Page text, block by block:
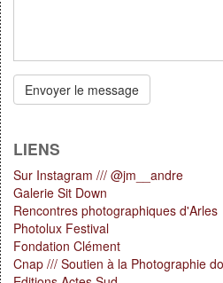
Votre
message
*
Envoyer le message
LIENS
Sur Instagram /// @jm__andre
Galerie Sit Down
Rencontres photographiques d'Arles
Photolux Festival
Fondation Clément
Cnap /// Soutien à la Photographie